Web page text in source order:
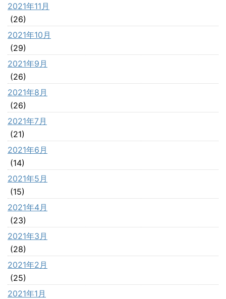
2021年11月
(26)
2021年10月
(29)
2021年9月
(26)
2021年8月
(26)
2021年7月
(21)
2021年6月
(14)
2021年5月
(15)
2021年4月
(23)
2021年3月
(28)
2021年2月
(25)
2021年1月